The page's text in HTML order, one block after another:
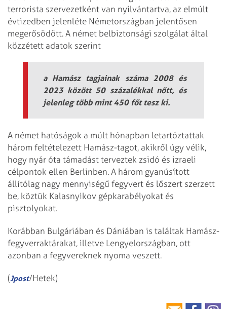
terrorista szervezetként van nyilvántartva, az elmúlt
évtizedben jelenléte Németországban jelentősen
megerősödött. A német belbiztonsági szolgálat által
közzétett adatok szerint
a Hamász tagjainak száma 2008 és
2023 között 50 százalékkal nőtt, és
jelenleg több mint 450 főt tesz ki.
A német hatóságok a múlt hónapban letartóztattak
három feltételezett Hamász-tagot, akikről úgy vélik,
hogy nyár óta támadást terveztek zsidó és izraeli
célpontok ellen Berlinben. A három gyanúsított
állítólag nagy mennyiségű fegyvert és lőszert szerzett
be, köztük Kalasnyikov gépkarabélyokat és
pisztolyokat.
Korábban Bulgáriában és Dániában is találtak Hamász-
fegyverraktárakat, illetve Lengyelországban, ott
azonban a fegyvereknek nyoma veszett.
(Jpost/Hetek)